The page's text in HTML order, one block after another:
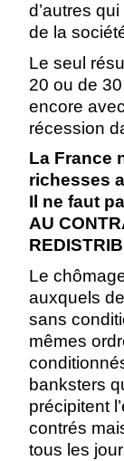
d’autres
de la
Le seul
20 ou de
encore
récession
La France
richesses
Il ne faut
AU
Le
auxquels
sans
mêmes
banksters
précipitent
contrés
tous les